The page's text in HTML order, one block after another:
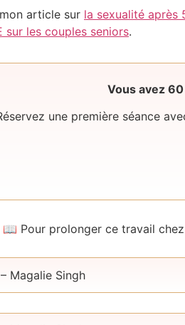
article sur la sexualité après
sur les couples seniors.
Vous avez
une première séance
📖 Pour prolonger ce travail